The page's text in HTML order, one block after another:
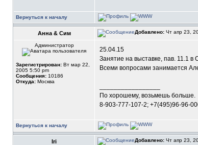
Вернуться к началу
Анна & Сим Добавлено: Чт апр 23,
Администратор
Зарегистрирован: Вт мар 22,
2005 5:50 pm
Сообщения: 10186
Откуда: Москва
25.04.15
Занятие на выставке, пав. 11.1 в
Всеми вопросами занимается
По хорошему, возьмешь больше.
8-903-777-107-2; +7(495)96-96-
Вернуться к началу
Iri Добавлено: Чт апр 23,